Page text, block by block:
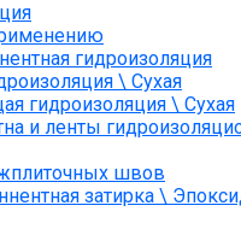
гидроизоляция
\ Сухая
гидроизоляция \ Сухая
и ленты
швов
затирка \